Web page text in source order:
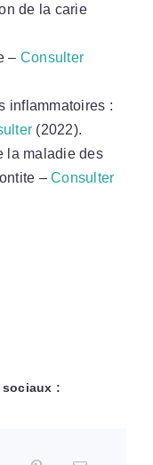
de la carie
– Consulter
inflammatoires :
(2022).
la maladie des
–Consulter
sociaux :